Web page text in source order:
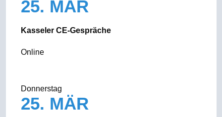
25. MÄR
Kasseler CE-Gespräche
Online
Donnerstag
25. MÄR